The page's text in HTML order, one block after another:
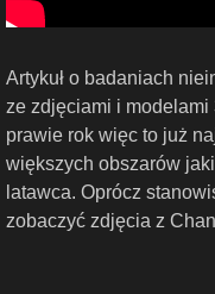
Artykuł o badaniach
ze zdjęciami i modelami
prawie rok więc to już
większych obszarów
latawca. Oprócz
zobaczyć zdjęcia z